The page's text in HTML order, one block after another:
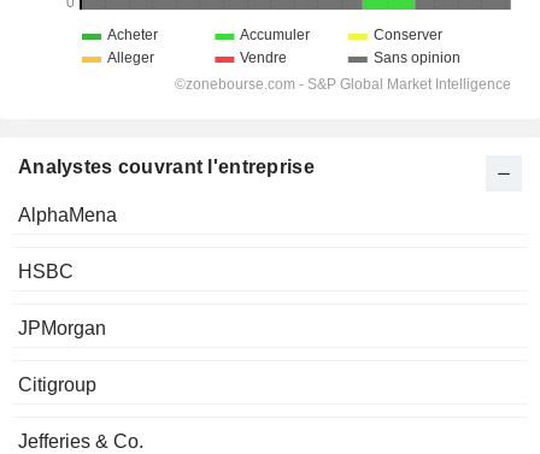
Analystes couvrant l'entreprise
AlphaMena
HSBC
JPMorgan
Citigroup
Jefferies & Co.